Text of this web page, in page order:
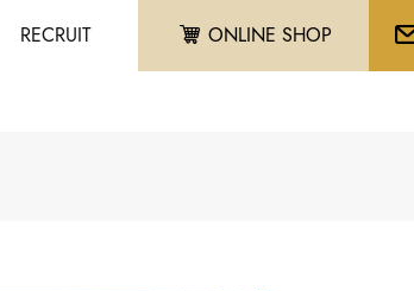
RECRUIT ONLINE SHOP